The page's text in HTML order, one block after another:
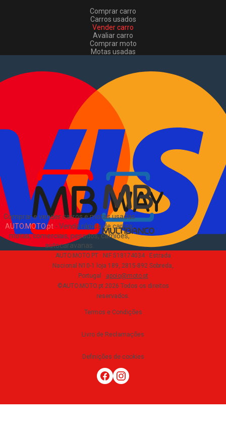
Comprar e vender carros e motas usadas
AUTO.MOTO.pt- Venda rápida de carros,
motas, comerciais, pesados, camiões,
autocaravanas
Comprar carro
Carros usados
Vender carro
Avaliar carro
Comprar moto
Motas usadas
Comerciais usados
Vender comerciais
Informações
Como comprar e vender
Pacotes de anúncios
Verificar VIN e matrícula
Sitemap
EN
Sobre Nós
AUTO.MOTO.PT · NIF 518174034 · Estrada
Nacional N10-1 loja 189, 2815-892 Sobreda,
Portugal · apoio@moto.pt
©AUTO.MOTO.pt 2026 Todos os direitos
reservados.
Termos e Condições
Livro de Reclamações
Definições de cookies